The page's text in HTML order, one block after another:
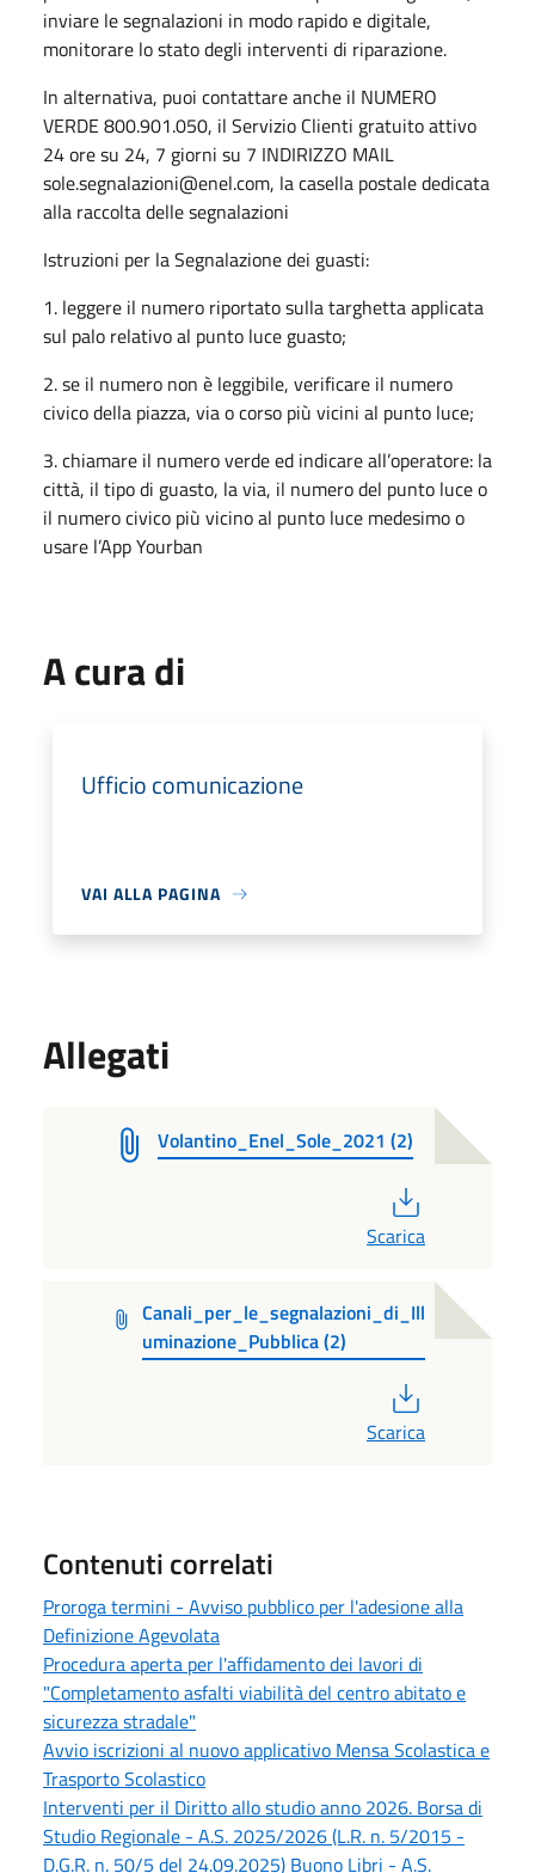
inviare le segnalazioni in modo rapido e digitale,
monitorare lo stato degli interventi di riparazione.
In alternativa, puoi contattare anche il NUMERO
VERDE 800.901.050, il Servizio Clienti gratuito attivo
24 ore su 24, 7 giorni su 7 INDIRIZZO MAIL
sole.segnalazioni@enel.com, la casella postale dedicata
alla raccolta delle segnalazioni
Istruzioni per la Segnalazione dei guasti:
1. leggere il numero riportato sulla targhetta applicata
sul palo relativo al punto luce guasto;
2. se il numero non è leggibile, verificare il numero
civico della piazza, via o corso più vicini al punto luce;
3. chiamare il numero verde ed indicare all’operatore: la
città, il tipo di guasto, la via, il numero del punto luce o
il numero civico più vicino al punto luce medesimo o
usare l’App Yourban
A cura di
Ufficio comunicazione
VAI ALLA PAGINA
Allegati
Volantino_Enel_Sole_2021 (2)
Scarica
Canali_per_le_segnalazioni_di_Ill
uminazione_Pubblica (2)
Scarica
Contenuti correlati
Proroga termini - Avviso pubblico per l'adesione alla
Definizione Agevolata
Procedura aperta per l'affidamento dei lavori di
"Completamento asfalti viabilità del centro abitato e
sicurezza stradale"
Avvio iscrizioni al nuovo applicativo Mensa Scolastica e
Trasporto Scolastico
Interventi per il Diritto allo studio anno 2026. Borsa di
Studio Regionale - A.S. 2025/2026 (L.R. n. 5/2015 -
D.G.R. n. 50/5 del 24.09.2025) Buono Libri - A.S.